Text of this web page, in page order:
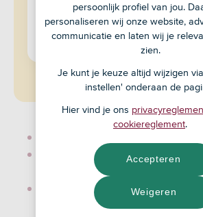
NAV 06-08-2026 €
Fondskosten: 0,90%
Kwartaalbericht ASN Duurzaam
Documenten
persoonlijk profiel van jou.
personaliseren wij onze website,
communicatie en laten wij je
zien.
Je kunt je keuze altijd wijzigen
instellen' onderaan de
Hier vind je ons
cookiereglement.
Weigeren
Accepteren